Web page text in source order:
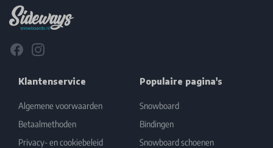
FacebookInstagram
Klantenservice
Algemene voorwaarden
Betaalmethoden
Privacy- en cookiebeleid
Populaire pagina's
Snowboard
Bindingen
Snowboard schoenen